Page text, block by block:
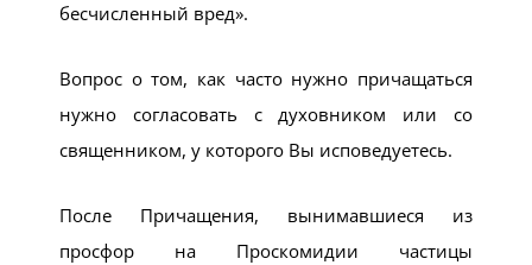
бесчисленный вред».
Вопрос о том, как часто нужно причащаться
нужно согласовать с духовником или со
священником, у которого Вы исповедуетесь.
После Причащения, вынимавшиеся из
просфор на Проскомидии частицы